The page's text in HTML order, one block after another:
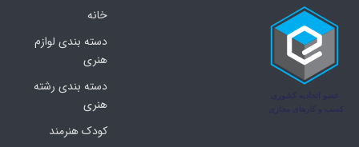
خانه
دسته بندی لوازم
هنری
دسته بندی رشته
هنری
کودک هنرمند